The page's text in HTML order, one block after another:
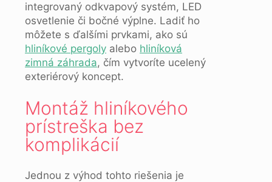
integrovaný odkvapový systém, LED
osvetlenie či bočné výplne. Ladiť ho
môžete s ďalšími prvkami, ako sú
hliníkové pergoly alebo hliníková
zimná záhrada, čím vytvoríte ucelený
exteriérový koncept.
Montáž hliníkového
prístreška bez
komplikácií
Jednou z výhod tohto riešenia je